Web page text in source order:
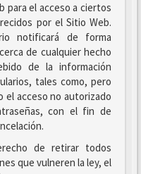
para el acceso a ciertos
por el Sitio Web.
notificará de forma
de cualquier hecho
de la información
tales como, pero
el acceso no autorizado
con el fin de
de retirar todos
que vulneren la ley, el